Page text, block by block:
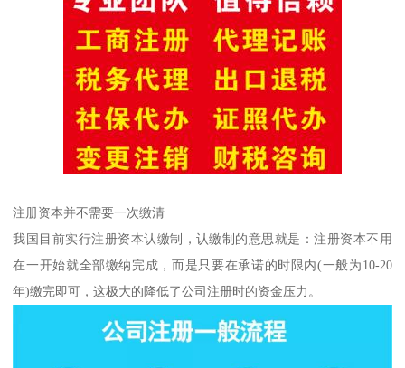
注册资本并不需要一次缴清
我国目前实行注册资本认缴制，认缴制的意思就是：注册资本不用
在一开始就全部缴纳完成，而是只要在承诺的时限内(一般为10-20
年)缴完即可，这极大的降低了公司注册时的资金压力。